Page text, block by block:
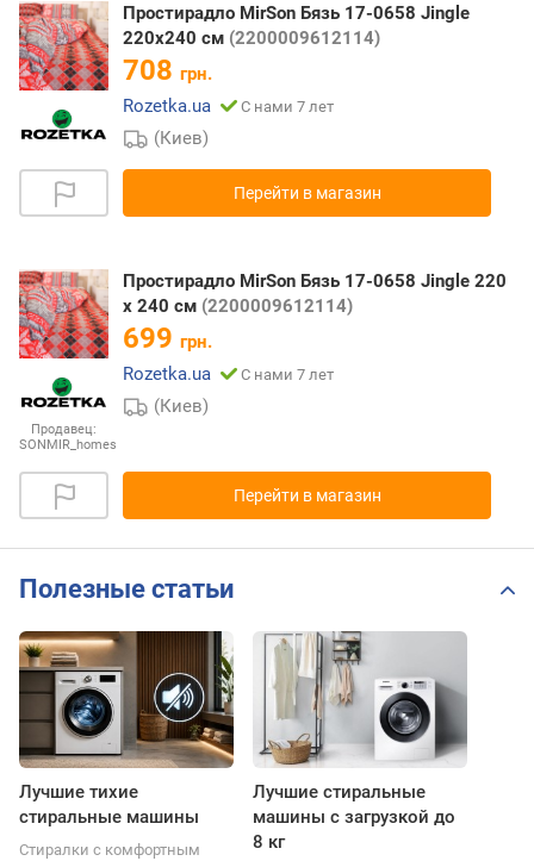
Простирадло MirSon Бязь 17-0658 Jingle
220x240 см (2200009612114)
708 грн.
Rozetka.ua
С нами 7 лет
(Киев)
Перейти в магазин
Продавец:
SONMIR_homes
Простирадло MirSon Бязь 17-0658 Jingle 220
х 240 см (2200009612114)
699 грн.
Rozetka.ua
С нами 7 лет
(Киев)
Перейти в магазин
Полезные статьи
Лучшие тихие
стиральные машины
Стиралки с комфортным
Лучшие стиральные
машины с загрузкой до
8 кг